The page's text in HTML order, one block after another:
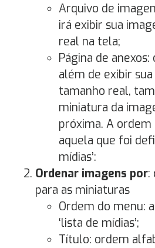
Arquivo de
irá exibir sua
real na tela;
Página de
além de exibir
tamanho real,
miniatura da
próxima. A
aquela que foi
mídias’:
Ordenar imagens por:
para as miniaturas
Ordem do menu:
‘lista de mídias’;
Título: ordem